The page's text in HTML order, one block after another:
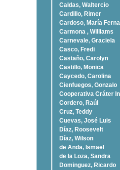
Caldas, Waltercio
Cardillo, Rimer
Cardoso, Marí­a
Carmona , Williams
Carnevale, Graciela
Casco, Fredi
Castaño, Carolyn
Castillo, Monica
Caycedo, Carolina
Cienfuegos, Gonzalo
Cooperativa Cráter
Cordero, Raúl
Cruz, Teddy
Cuevas, José Luis
Díaz, Roosevelt
Dí­az, Wilson
de Anda, Ismael
de la Loza, Sandra
Dominguez, Ricardo